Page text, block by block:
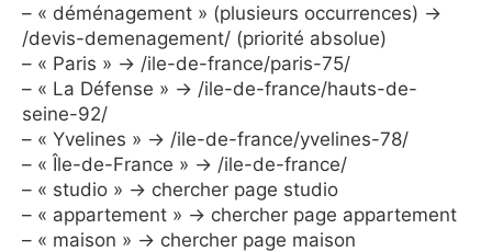
– « déménagement » (plusieurs occurrences) →
/devis-demenagement/ (priorité absolue)
– « Paris » → /ile-de-france/paris-75/
– « La Défense » → /ile-de-france/hauts-de-
seine-92/
– « Yvelines » → /ile-de-france/yvelines-78/
– « Île-de-France » → /ile-de-france/
– « studio » → chercher page studio
– « appartement » → chercher page appartement
– « maison » → chercher page maison